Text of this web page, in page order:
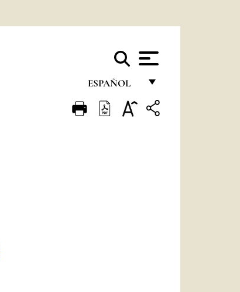
ESPAÑOL
FRANÇAIS